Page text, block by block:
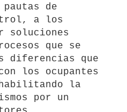
de
a los
soluciones
que se
diferencias que
los ocupantes
la
por un